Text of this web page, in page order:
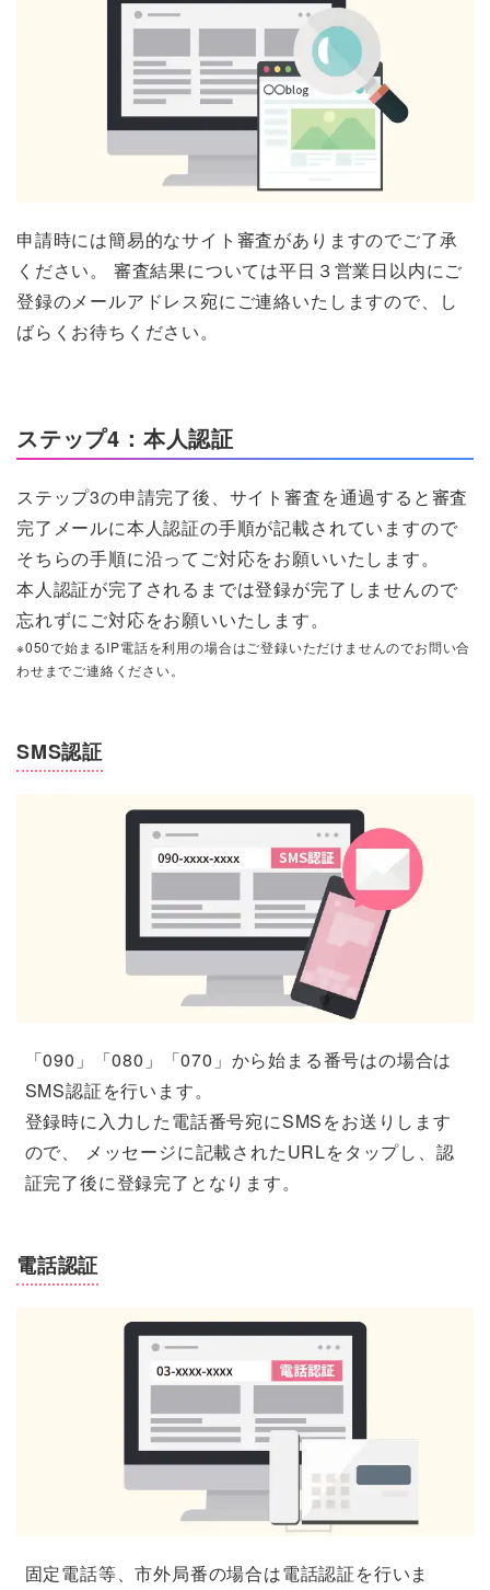
申請時には簡易的なサイト審査がありますのでご了承
ください。 審査結果については平日３営業日以内にご
登録のメールアドレス宛にご連絡いたしますので、し
ばらくお待ちください。
ステップ4：本人認証
ステップ3の申請完了後、サイト審査を通過すると審査
完了メールに本人認証の手順が記載されていますので
そちらの手順に沿ってご対応をお願いいたします。
本人認証が完了されるまでは登録が完了しませんので
忘れずにご対応をお願いいたします。
※050で始まるIP電話を利用の場合はご登録いただけませんのでお問い合
わせまでご連絡ください。
SMS認証
「090」「080」「070」から始まる番号はの場合は
SMS認証を行います。
登録時に入力した電話番号宛にSMSをお送りします
ので、 メッセージに記載されたURLをタップし、認
証完了後に登録完了となります。
電話認証
固定電話等、市外局番の場合は電話認証を行いま